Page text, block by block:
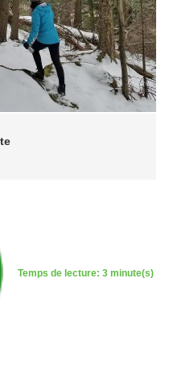
Temps de lecture: 3 minute(s)